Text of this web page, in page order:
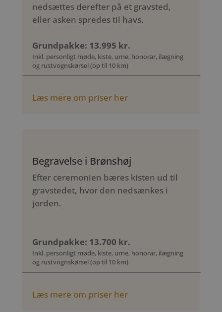
nedsættes derefter på et gravsted,
eller asken spredes til havs.
Grundpakke: 13.995 kr.
Inkl. personligt møde, kiste, urne, honorar, ilægning
og rustvognskørsel (op til 10 km)
Læs mere om priser her
Begravelse i Brønshøj
Efter ceremonien bæres kisten ud til
gravstedet, hvor den nedsænkes i
jorden.
Grundpakke: 13.700 kr.
Inkl. personligt møde, kiste, urne, honorar, ilægning
og rustvognskørsel (op til 10 km)
Læs mere om priser her